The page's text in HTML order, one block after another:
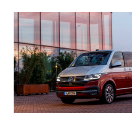
estilo inconfundible de sus seis
diseño exterior claro y llamativo
para cada cliente: Volkswagen
completa la familia Bulli con los
Caravelle